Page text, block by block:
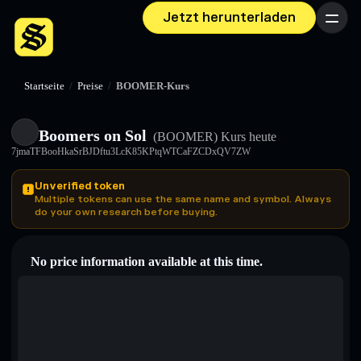
Jetzt herunterladen Menü
Startseite / Preise / BOOMER-Kurs
Boomers on Sol (BOOMER) Kurs heute
7jmaTFBooHkaSrBJDftu3LcK85KPtqWTCaFZCDxQV7ZW
Unverified token
Multiple tokens can use the same name and symbol. Always
do your own research before buying.
No price information available at this time.